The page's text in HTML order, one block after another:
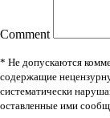
Comment
* Не допускаются
содержащие
систематически
оставленные ими